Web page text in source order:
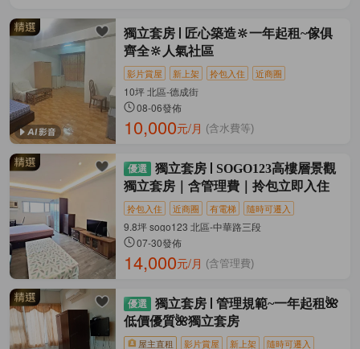
獨立套房
匠心築造🔆一年起租~傢俱
齊全🔆人氣社區
影片賞屋 新上架 拎包入住 近商圈
10坪 北區-德成街
08-06發佈
10,000元/月 (含水費等)
獨立套房
SOGO123高樓層景觀
獨立套房｜含管理費｜拎包立即入住
拎包入住 近商圈 有電梯 隨時可遷入
9.8坪 sogo123 北區-中華路三段
07-30發佈
14,000元/月 (含管理費)
獨立套房
管理規範~一年起租🌺
低價優質🌺獨立套房
屋主直租 影片賞屋 新上架 隨時可遷入